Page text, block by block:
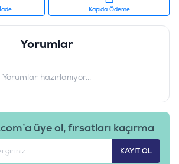
:
Balıklı, Somonlu
P3020
Kapıda Ödeme
Yorumlar
Yorumlar hazırlanıyor...
üye ol, fırsatları kaçırma
KAYIT OL